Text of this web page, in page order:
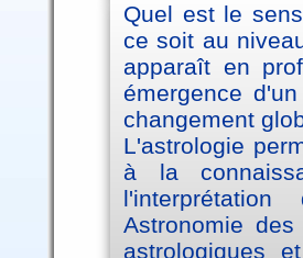
Quel est le
ce soit au
apparaît en
émergence
changement
L'astrologie
à la
Astronomie
astrologiques